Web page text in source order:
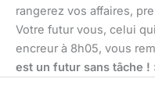
rangerez vos affaires,
Votre futur vous, celui
encreur à 8h05, vous
est un futur sans tâche !